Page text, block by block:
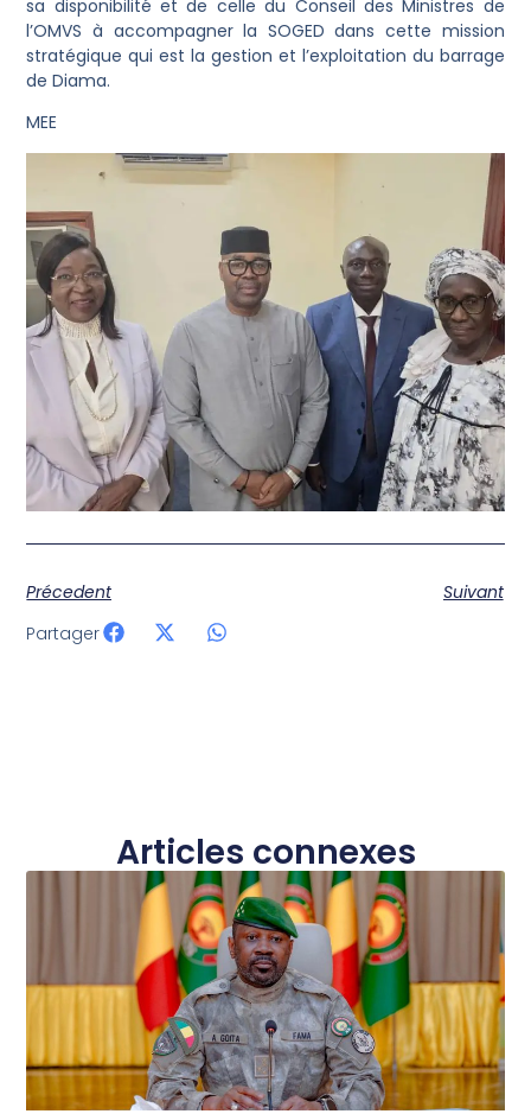
sa disponibilité et de celle du Conseil des Ministres de
l’OMVS à accompagner la SOGED dans cette mission
stratégique qui est la gestion et l’exploitation du barrage
de Diama.
MEE
Précedent
Suivant
Partager
Articles connexes